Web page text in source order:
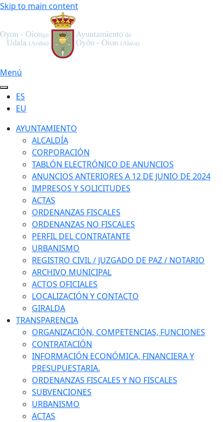
Skip to main content
Menú
ES
EU
AYUNTAMIENTO
ALCALDÍA
CORPORACIÓN
TABLÓN ELECTRÓNICO DE ANUNCIOS
ANUNCIOS ANTERIORES A 12 DE JUNIO DE 2024
IMPRESOS Y SOLICITUDES
ACTAS
ORDENANZAS FISCALES
ORDENANZAS NO FISCALES
PERFIL DEL CONTRATANTE
URBANISMO
REGISTRO CIVIL / JUZGADO DE PAZ / NOTARIO
ARCHIVO MUNICIPAL
ACTOS OFICIALES
LOCALIZACIÓN Y CONTACTO
GIRALDA
TRANSPARENCIA
ORGANIZACIÓN, COMPETENCIAS, FUNCIONES
CONTRATACIÓN
INFORMACIÓN ECONÓMICA, FINANCIERA Y
PRESUPUESTARIA.
ORDENANZAS FISCALES Y NO FISCALES
SUBVENCIONES
URBANISMO
ACTAS